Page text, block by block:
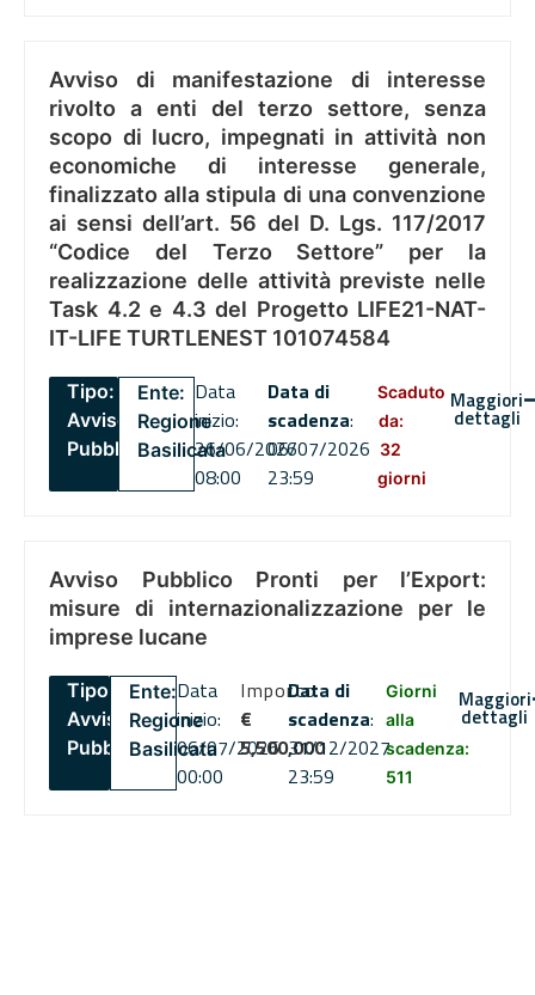
Avviso di manifestazione di interesse
rivolto a enti del terzo settore, senza
scopo di lucro, impegnati in attività non
economiche di interesse generale,
finalizzato alla stipula di una convenzione
ai sensi dell’art. 56 del D. Lgs. 117/2017
“Codice del Terzo Settore” per la
realizzazione delle attività previste nelle
Task 4.2 e 4.3 del Progetto LIFE21-NAT-
IT-LIFE TURTLENEST 101074584
Tipo:
Avviso
Pubblico
Ente:
Regione
Basilicata
Data
inizio:
26/06/2026
08:00
Data di
scadenza:
06/07/2026
23:59
Scaduto
da:
32
giorni
Maggiori
dettagli
Avviso Pubblico Pronti per l’Export:
misure di internazionalizzazione per le
imprese lucane
Tipo:
Avviso
Pubblico
Ente:
Regione
Basilicata
Data
inizio:
06/07/2026
00:00
Importo
€
5,500,000
Data di
scadenza:
31/12/2027
23:59
Giorni
alla
scadenza:
511
Maggiori
dettagli